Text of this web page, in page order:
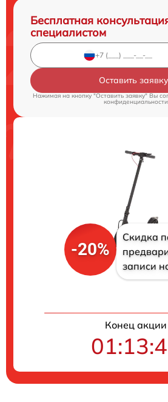
Бесплатная
специалистом
Оставить заявку
Нажимая на кнопку "Оставить заявку" Вы
конфиденциальности
-20%
Скидка
записи
Конец акции